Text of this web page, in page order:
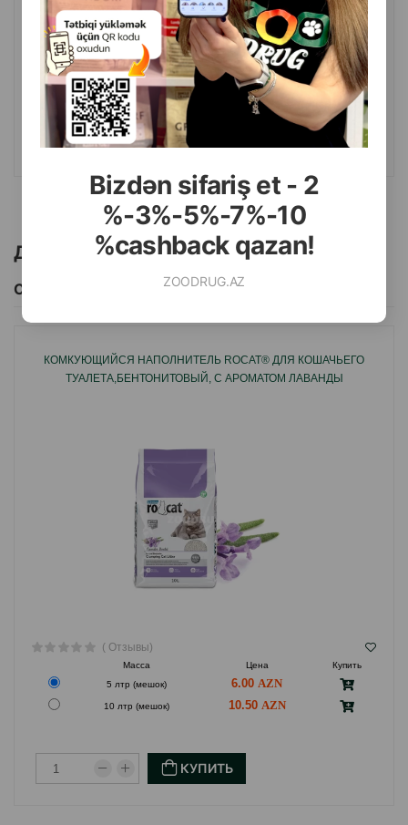
Bizdən sifariş et - 2
%-3%-5%-7%-10
%cashback qazan!
ZOODRUG.AZ
( Отзывы)
Масса Цена
Купить
20 лтр (мешок)
21.90
КУПИТЬ
Другие товоры бренда
Смотреть Все
КОМКУЮЩИЙСЯ НАПОЛНИТЕЛЬ ROCAT® ДЛЯ КОШАЧЬЕГО
ТУАЛЕТА,БЕНТОНИТОВЫЙ, С АРОМАТОМ ЛАВАНДЫ
( Отзывы)
Масса Цена
Купить
5 лтр (мешок)
6.00
10 лтр (мешок) 10.50
КУПИТЬ